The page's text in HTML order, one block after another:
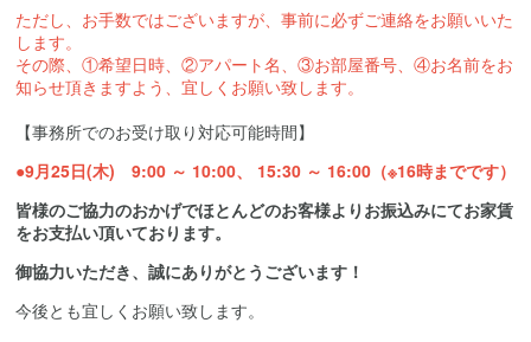
ただし、お手数ではございますが、事前に必ずご連絡をお願いいた
します。
その際、①希望日時、②アパート名、③お部屋番号、④お名前をお
知らせ頂きますよう、宜しくお願い致します。
【事務所でのお受け取り対応可能時間】
●9月25日(木) 9:00 ～ 10:00、 15:30 ～ 16:00（※16時までです）
皆様のご協力のおかげでほとんどのお客様よりお振込みにてお家賃
をお支払い頂いております。
御協力いただき、誠にありがとうございます！
今後とも宜しくお願い致します。